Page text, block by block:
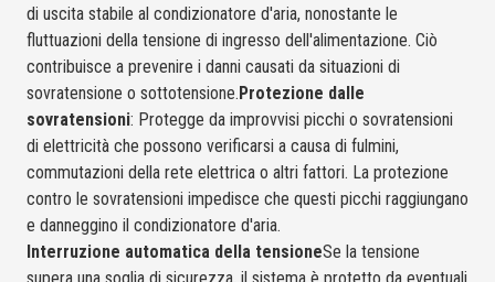
di uscita stabile al condizionatore d'aria, nonostante le
fluttuazioni della tensione di ingresso dell'alimentazione. Ciò
contribuisce a prevenire i danni causati da situazioni di
sovratensione o sottotensione. Protezione dalle
sovratensioni: Protegge da improvvisi picchi o sovratensioni
di elettricità che possono verificarsi a causa di fulmini,
commutazioni della rete elettrica o altri fattori. La protezione
contro le sovratensioni impedisce che questi picchi raggiungano
e danneggino il condizionatore d'aria.
Interruzione automatica della tensioneSe la tensione